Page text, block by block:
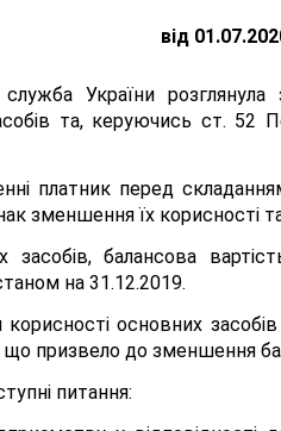
від
України
та, керуючись ст. 52
платник перед
зменшення їх корисності
засобів, балансова
на 31.12.2019.
основних
призвело до зменшення
питання: